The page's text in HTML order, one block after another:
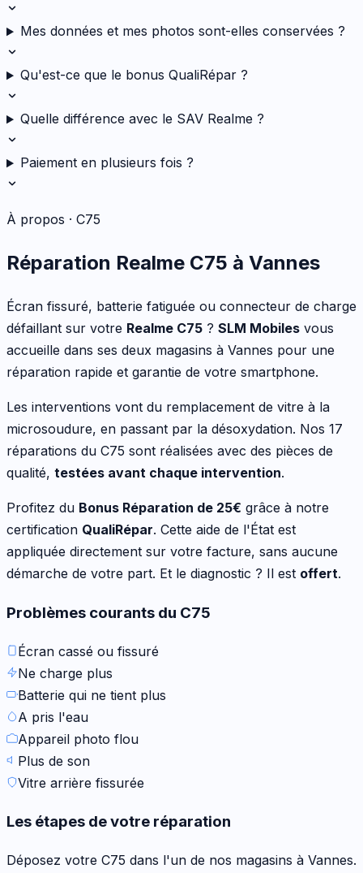
Mes données et mes photos sont-elles conservées ?
Qu'est-ce que le bonus QualiRépar ?
Quelle différence avec le SAV Realme ?
Paiement en plusieurs fois ?
À propos · C75
Réparation Realme C75 à Vannes
Écran fissuré, batterie fatiguée ou connecteur de charge
défaillant sur votre Realme C75 ? SLM Mobiles vous
accueille dans ses deux magasins à Vannes pour une
réparation rapide et garantie de votre smartphone.
Les interventions vont du remplacement de vitre à la
microsoudure, en passant par la désoxydation. Nos 17
réparations du C75 sont réalisées avec des pièces de
qualité, testées avant chaque intervention.
Profitez du Bonus Réparation de 25€ grâce à notre
certification QualiRépar. Cette aide de l'État est
appliquée directement sur votre facture, sans aucune
démarche de votre part. Et le diagnostic ? Il est offert.
Problèmes courants du C75
Écran cassé ou fissuré
Ne charge plus
Batterie qui ne tient plus
A pris l'eau
Appareil photo flou
Plus de son
Vitre arrière fissurée
Les étapes de votre réparation
Déposez votre C75 dans l'un de nos magasins à Vannes.